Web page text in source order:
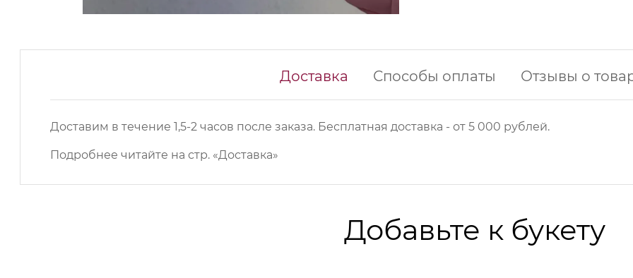
Доставка Способы оплаты Отзывы о
Доставим в течение 1,5-2 часов после заказа. Бесплатная доставка - от 5 000 рублей.
Подробнее читайте на стр. «Доставка»
Добавьте к букету